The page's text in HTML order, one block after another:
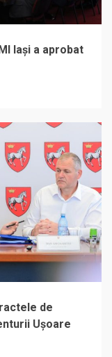
Iași a aprobat
de
Ușoare